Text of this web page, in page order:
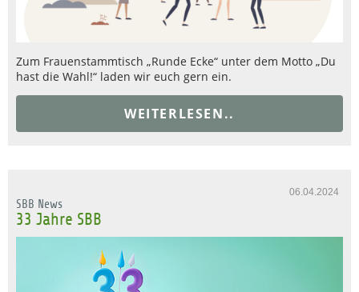
Zum Frauenstammtisch „Runde Ecke“ unter dem Motto „Du
hast die Wahl!“ laden wir euch gern ein.
WEITERLESEN..
06.04.2024
SBB News
33 Jahre SBB